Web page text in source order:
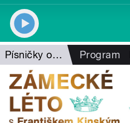
Písničky od srdce Program